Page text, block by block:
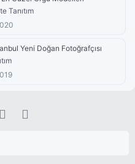
Tanıtım
Yeni Doğan Fotoğrafçısı
WhatsApp